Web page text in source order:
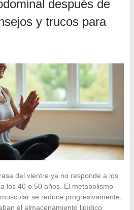
después de
y trucos para
del vientre ya no responde a los
los 40 o 50 años. El metabolismo
se reduce progresivamente,
el almacenamiento lipídico